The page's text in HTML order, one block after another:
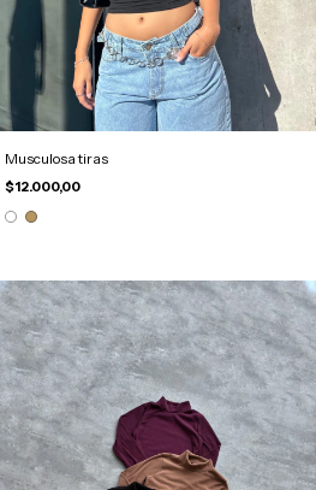
Musculosa tiras
$12.000,00